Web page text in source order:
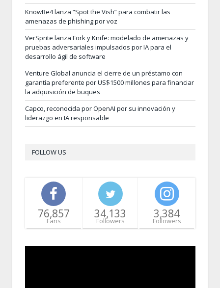
KnowBe4 lanza “Spot the Vish” para combatir las
amenazas de phishing por voz
VerSprite lanza Fork y Knife: modelado de amenazas y
pruebas adversariales impulsados por IA para el
desarrollo ágil de software
Venture Global anuncia el cierre de un préstamo con
garantía preferente por US$1500 millones para financiar
la adquisición de buques
Capco, reconocida por OpenAI por su innovación y
liderazgo en IA responsable
FOLLOW US
76,857
Fans
34,133
Followers
3,384
Followers